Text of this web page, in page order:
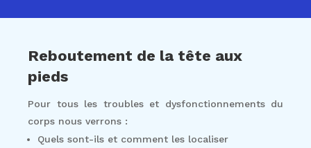
Reboutement de la tête aux
pieds
Pour tous les troubles et dysfonctionnements du
corps nous verrons :
Quels sont-ils et comment les localiser